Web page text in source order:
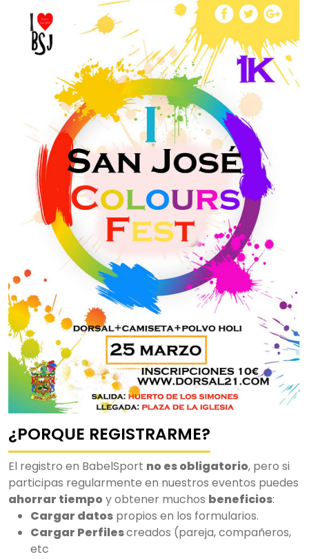
¿PORQUE REGISTRARME?
El registro en BabelSport no es obligatorio, pero si
participas regularmente en nuestros eventos puedes
ahorrar tiempo y obtener muchos beneficios:
Cargar datos propios en los formularios.
Cargar Perfilescreados (pareja, compañeros,
etc